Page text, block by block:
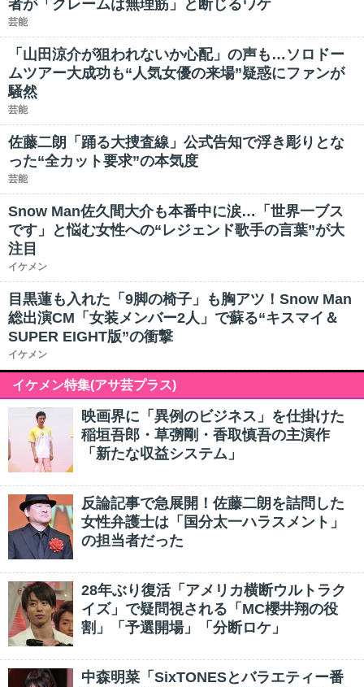
者が「クレームは無理筋」と断じるワケ
芸能
「山田涼介が狙われないか心配」の声も…ソロドー
ムツアー大成功も“人気女優の来場”疑惑にファンが
騒然
芸能
佐藤二朗「踊る大捜査線」公式告知で浮き彫りとな
った“全カット要求”の本気度
芸能
Snow Man佐久間大介も本番中に涙…「世界一ブス
です」と悩む女性への“レジェンド歌手の言葉”が大
注目
イケメン
目黒蓮も入れた「9脚の椅子」も胸アツ！Snow Man
総出演CM「女装メンバー2人」で蘇る“キスマイ＆
SUPER EIGHT版”の衝撃
イケメン
イケメン特集(アサ芸プラス)
映画界に「異例のビジネス」を仕掛けた
稲垣吾郎・草彅剛・香取慎吾の主演作
「新たな収益システム」
反論記事で急展開！佐藤二朗を詰問した
女性弁護士は「国分太一ハラスメント」
の担当者だった
28年ぶり復活「アメリカ横断ウルトラク
イズ」で疑問視される「MC櫻井翔の役
割」「予選開場」「分断ロケ」
中森明菜「SixTONESとバラエティー番